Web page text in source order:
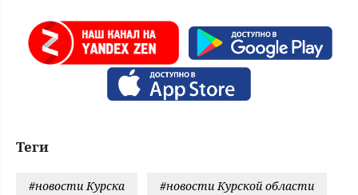
Теги
#новости Курска #новости Курской области